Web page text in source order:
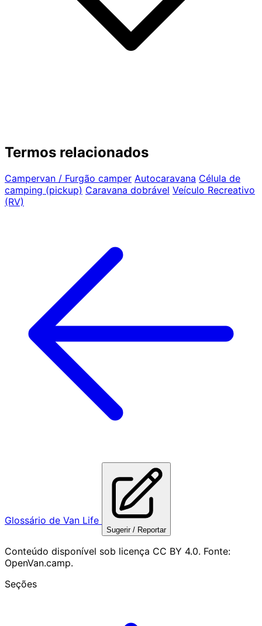
Termos relacionados
Campervan / Furgão camper Autocaravana Célula de
camping (pickup) Caravana dobrável Veículo Recreativo
(RV)
Glossário de Van Life
Sugerir / Reportar
Conteúdo disponível sob licença CC BY 4.0. Fonte:
OpenVan.camp.
Seções